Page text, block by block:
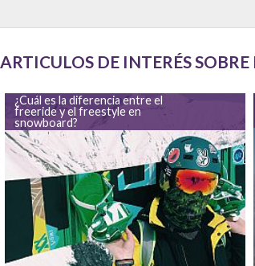
ARTICULOS DE INTERÉS
Desafío GoChile: Subí un volcán por
primera vez en mi vida